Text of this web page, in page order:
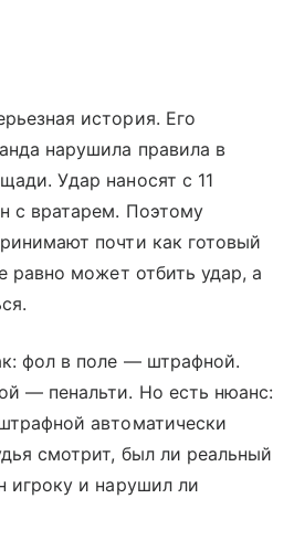
история. Его
нарушила правила в
Удар наносят с 11
с вратарем. Поэтому
почти как готовый
равно может отбить удар, а
фол в поле — штрафной.
— пенальти. Но есть нюанс:
автоматически
смотрит, был ли реальный
игроку и нарушил ли